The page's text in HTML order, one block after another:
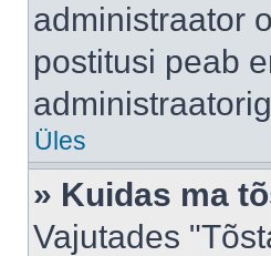
administraator
postitusi peab
Üles
» Kuidas ma
Vajutades